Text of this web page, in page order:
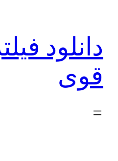
دانلود
قوی